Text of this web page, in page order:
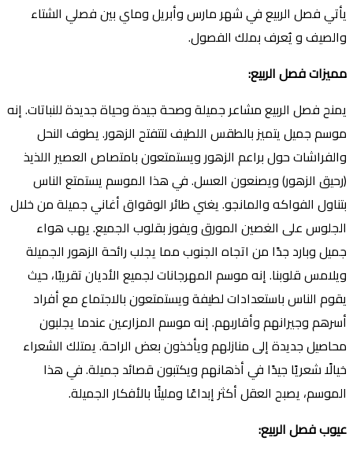
يأتي فصل الربيع في شهر مارس وأبريل وماي بين فصلي الشتاء
والصيف و يُعرف بملك الفصول.
مميزات فصل الربيع:
يمنح فصل الربيع مشاعر جميلة وصحة جيدة وحياة جديدة للنباتات. إنه
موسم جميل يتميز بالطقس اللطيف لتتفتح الزهور. يطوف النحل
والفراشات حول براعم الزهور ويستمتعون بامتصاص العصير اللذيذ
(رحيق الزهور) ويصنعون العسل. في هذا الموسم يستمتع الناس
بتناول الفواكه والمانجو. يغني طائر الوقواق أغاني جميلة من خلال
الجلوس على الغصين المورق ويفوز بقلوب الجميع. يهب هواء
جميل وبارد جدًا من اتجاه الجنوب مما يجلب رائحة الزهور الجميلة
ويلامس قلوبنا. إنه موسم المهرجانات لجميع الأديان تقريبًا، حيث
يقوم الناس باستعدادات لطيفة ويستمتعون بالاجتماع مع أفراد
أسرهم وجيرانهم وأقاربهم. إنه موسم المزارعين عندما يجلبون
محاصيل جديدة إلى منازلهم ويأخذون بعض الراحة. يمتلك الشعراء
خيالًا شعريًا جيدًا في أذهانهم ويكتبون قصائد جميلة. في هذا
الموسم، يصبح العقل أكثر إبداعًا ومليئًا بالأفكار الجميلة.
عيوب فصل الربيع: